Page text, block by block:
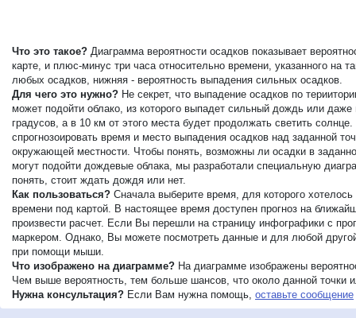
Что это такое? Диаграмма вероятности осадков показывает
карте, и плюс-минус три часа относительно времени, указанного
любых осадков, нижняя - вероятность выпадения сильных осадков.
Для чего это нужно? Не секрет, что выпадение осадков по
может подойти облако, из которого выпадет сильный дождь или
градусов, а в 10 км от этого места будет продолжать светить
спрогнозоировать время и место выпадения осадков над заданной
окружающей местности. Чтобы понять, возможны ли осадки в
могут подойти дождевые облака, мы разработали специальную
понять, стоит ждать дождя или нет.
Как пользоваться? Сначала выберите время, для которого
времени под картой. В настоящее время доступен прогноз на
произвести расчет. Если Вы перешли на страницу инфографики с
маркером. Однако, Вы можете посмотреть данные и для любой
при помощи мыши.
Что изображено на диаграмме? На диаграмме изображены
Чем выше вероятность, тем больше шансов, что около данной точки
Нужна консультация? Если Вам нужна помощь, оставьте сообщение